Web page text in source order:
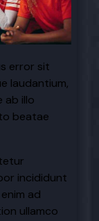
error sit
laudantium,
ab illo
beatae
incididunt
ad
ullamco